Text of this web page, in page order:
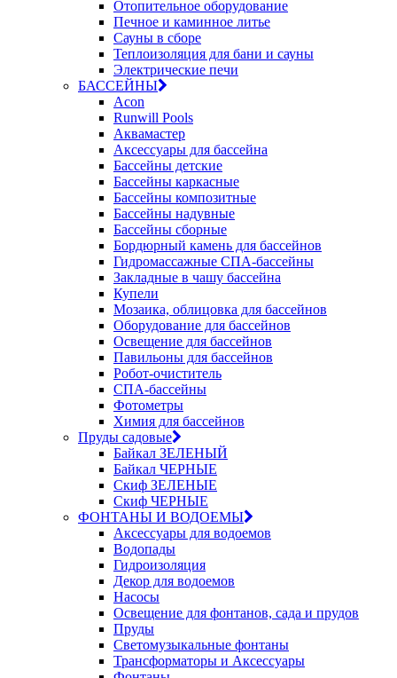
Отопительное оборудование
Печное и каминное литье
Сауны в сборе
Теплоизоляция для бани и сауны
Электрические печи
БАССЕЙНЫ
Acon
Runwill Pools
Аквамастер
Аксессуары для бассейна
Бассейны детские
Бассейны каркасные
Бассейны композитные
Бассейны надувные
Бассейны сборные
Бордюрный камень для бассейнов
Гидромассажные СПА-бассейны
Закладные в чашу бассейна
Купели
Мозаика, облицовка для бассейнов
Оборудование для бассейнов
Освещение для бассейнов
Павильоны для бассейнов
Робот-очиститель
СПА-бассейны
Фотометры
Химия для бассейнов
Пруды садовые
Байкал ЗЕЛЕНЫЙ
Байкал ЧЕРНЫЕ
Скиф ЗЕЛЕНЫЕ
Скиф ЧЕРНЫЕ
ФОНТАНЫ И ВОДОЕМЫ
Аксессуары для водоемов
Водопады
Гидроизоляция
Декор для водоемов
Насосы
Освещение для фонтанов, сада и прудов
Пруды
Светомузыкальные фонтаны
Трансформаторы и Аксессуары